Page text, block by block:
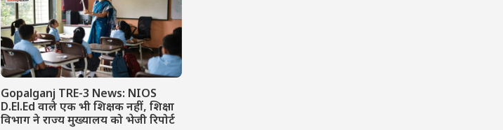
Gopalganj TRE-3 News: NIOS
D.El.Ed वाले एक भी शिक्षक नहीं, शिक्षा
विभाग ने राज्य मुख्यालय को भेजी रिपोर्ट